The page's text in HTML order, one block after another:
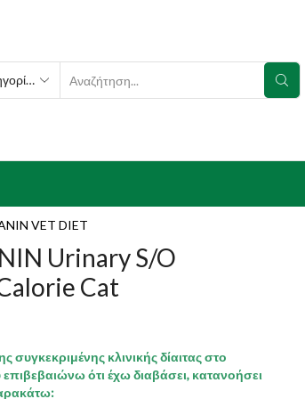
SEARCH
VET DIET
Urinary S/O
Cat
συγκεκριμένης κλινικής δίαιτας στο
ότι έχω διαβάσει, κατανοήσει